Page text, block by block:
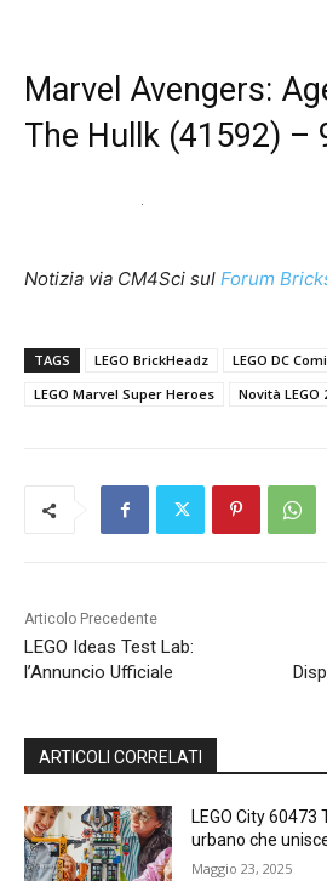
Marvel Avengers:
The Hullk (41592) –
Notizia via CM4Sci sul Forum
TAGS LEGO BrickHeadz
LEGO DC
LEGO Marvel Super Heroes
Novità LEGO
Articolo Precedente
LEGO Ideas Test Lab:
l’Annuncio Ufficiale
ARTICOLI CORRELATI
LEGO City 60473
urbano che
Maggio 23, 2025